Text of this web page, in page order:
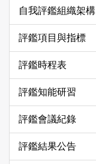
自我評鑑組織架構
評鑑項目與指標
評鑑時程表
評鑑知能研習
評鑑會議紀錄
評鑑結果公告